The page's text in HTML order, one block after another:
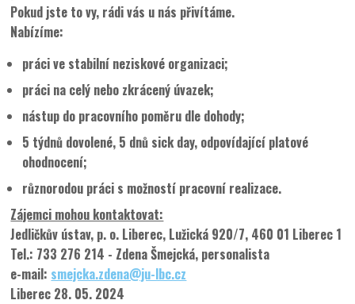
Pokud jste to vy, rádi vás u nás přivítáme.
Nabízíme:
práci ve stabilní neziskové organizaci;
práci na celý nebo zkrácený úvazek;
nástup do pracovního poměru dle dohody;
5 týdnů dovolené, 5 dnů sick day, odpovídající platové
ohodnocení;
různorodou práci s možností pracovní realizace.
Zájemci mohou kontaktovat:
Jedličkův ústav, p. o. Liberec, Lužická 920/7, 460 01 Liberec 1
Tel.: 733 276 214 - Zdena Šmejcká, personalista
e-mail: smejcka.zdena@ju-lbc.cz
Liberec 28. 05. 2024